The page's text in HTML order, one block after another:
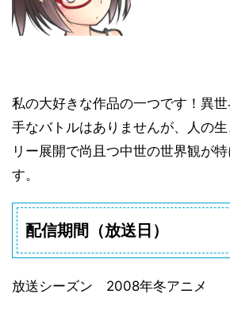
私の大好きな作品の一つです！異
手なバトルはありませんが、人の
リー展開で尚且つ中世の世界観が
す。
配信期間（放送日）
放送シーズン 2008年冬アニメ